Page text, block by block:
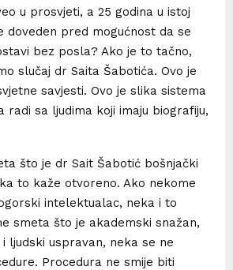
u prosvjeti, a 25 godina u istoj
doveden pred mogućnost da se
bez posla? Ako je to tačno,
slučaj dr Saita Šabotića. Ovo je
savjesti. Ovo je slika sistema
radi sa ljudima koji imaju biografiju,
što je dr Sait Šabotić bošnjački
to kaže otvoreno. Ako nekome
intelektualac, neka i to
smeta što je akademski snažan,
ljudski uspravan, neka se ne
Procedura ne smije biti